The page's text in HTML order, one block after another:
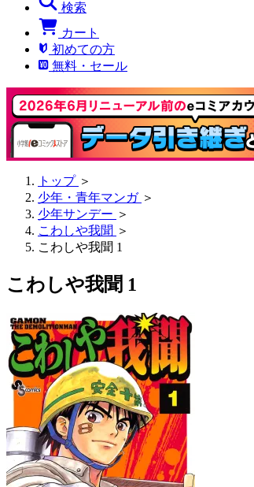
検索
カート
初めての方
無料・セール
トップ ＞
少年・青年マンガ ＞
少年サンデー ＞
こわしや我聞 ＞
こわしや我聞 1
こわしや我聞 1